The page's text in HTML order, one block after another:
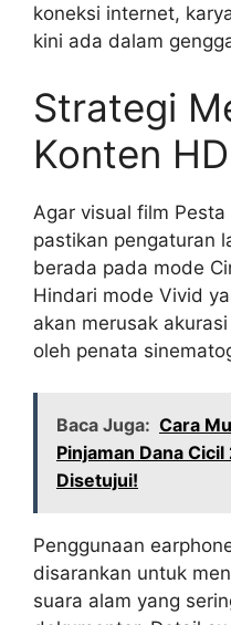
koneksi internet,
kini ada dalam
Strategi
Konten HD
Agar visual film
pastikan pengaturan
berada pada mode
Hindari mode Vivid
akan merusak
oleh penata
Baca Juga: Cara
Pinjaman Dana
Disetujui!
Penggunaan
disarankan untuk
suara alam yang